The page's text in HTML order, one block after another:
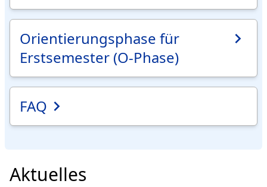
Orientierungsphase für
Erstsemester (O-Phase)
FAQ
Aktuelles